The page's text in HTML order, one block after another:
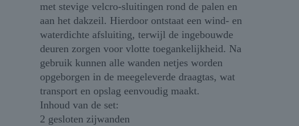
met stevige velcro-sluitingen rond de palen en
aan het dakzeil. Hierdoor ontstaat een wind- en
waterdichte afsluiting, terwijl de ingebouwde
deuren zorgen voor vlotte toegankelijkheid. Na
gebruik kunnen alle wanden netjes worden
opgeborgen in de meegeleverde draagtas, wat
transport en opslag eenvoudig maakt.
Inhoud van de set:
2 gesloten zijwanden